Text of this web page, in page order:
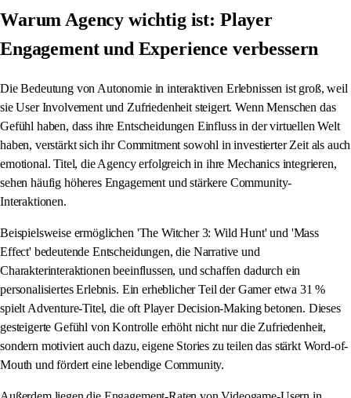
Warum Agency wichtig ist: Player
Engagement und Experience verbessern
Die Bedeutung von Autonomie in interaktiven Erlebnissen ist groß, weil
sie User Involvement und Zufriedenheit steigert. Wenn Menschen das
Gefühl haben, dass ihre Entscheidungen Einfluss in der virtuellen Welt
haben, verstärkt sich ihr Commitment sowohl in investierter Zeit als auch
emotional. Titel, die Agency erfolgreich in ihre Mechanics integrieren,
sehen häufig höheres Engagement und stärkere Community-
Interaktionen.
Beispielsweise ermöglichen 'The Witcher 3: Wild Hunt' und 'Mass
Effect' bedeutende Entscheidungen, die Narrative und
Charakterinteraktionen beeinflussen, und schaffen dadurch ein
personalisiertes Erlebnis. Ein erheblicher Teil der Gamer etwa 31 %
spielt Adventure-Titel, die oft Player Decision-Making betonen. Dieses
gesteigerte Gefühl von Kontrolle erhöht nicht nur die Zufriedenheit,
sondern motiviert auch dazu, eigene Stories zu teilen das stärkt Word-of-
Mouth und fördert eine lebendige Community.